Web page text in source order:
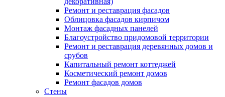
Ремонт и реставрация фасадов
Облицовка фасадов кирпичом
Монтаж фасадных панелей
Благоустройство придомовой территории
Ремонт и реставрация деревянных домов и
срубов
Капитальный ремонт коттеджей
Косметический ремонт домов
Ремонт фасадов домов
Стены